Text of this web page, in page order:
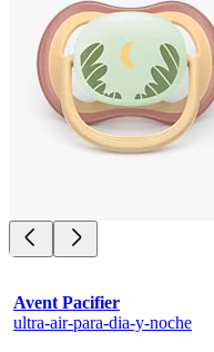
Avent Pacifier
ultra-air-para-dia-y-noche